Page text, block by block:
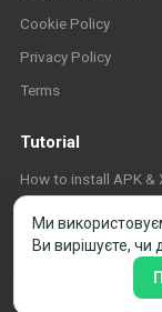
Cookie Policy
Privacy Policy
Terms
Tutorial
How to install APK &
© 2026 APK-
Ми
Ви вирішуєте, чи